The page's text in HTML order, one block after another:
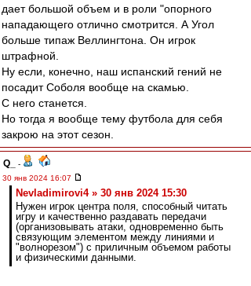
дает большой объем и в роли "опорного
нападающего отлично смотрится. А Угол
больше типаж Веллингтона. Он игрок
штрафной.
Ну если, конечно, наш испанский гений не
посадит Соболя вообще на скамью.
С него станется.
Но тогда я вообще тему футбола для себя
закрою на этот сезон.
Q_
-
30 янв 2024 16:07
Nevladimirovi4 » 30 янв 2024 15:30
Нужен игрок центра поля, способный читать
игру и качественно раздавать передачи
(организовывать атаки, одновременно быть
связующим элементом между линиями и
"волнорезом") с приличным объемом работы
и физическими данными.